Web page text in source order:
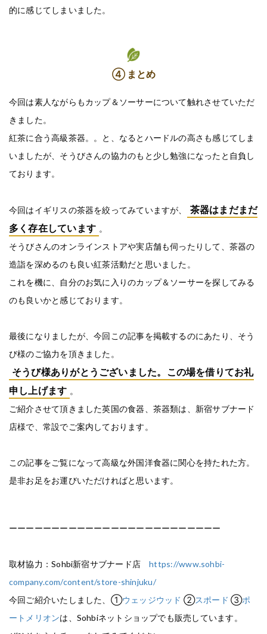
的に感じてしまいました。
④ まとめ
今回は素人ながらもカップ＆ソーサーについて触れさせていただ
きました。
紅茶に合う高級茶器。。と、なるとハードルの高さも感じてしま
いましたが、そうびさんの協力のもと少し勉強になったと自負し
ております。
今回はイギリスの茶器を絞ってみていますが、
茶器はまだまだ
多く存在しています 。
そうびさんのオンラインストアや実店舗も伺ったりして、茶器の
造詣を深めるのも良い紅茶活動だと思いました。
これを機に、自分のお気に入りのカップ＆ソーサーを探してみる
のも良いかと感じております。
最後になりましたが、今回この記事を掲載するのにあたり、そう
び様のご協力を頂きました。
そうび様ありがとうございました。この場を借りてお礼
申し上げます 。
ご紹介させて頂きました英国の食器、茶器類は、新宿サブナード
店様で、常設でご案内しております。
この記事をご覧になって高級な外国洋食器に関心を持たれた方。
是非お足をお運びいただければと思います。
ーーーーーーーーーーーーーーーーーーーーーーーーー
取材協力：Sohbi新宿サブナード店https://www.sohbi-
company.com/content/store-shinjuku/
今回ご紹介いたしました、①ウェッジウッド ②スポード ③ポ
ートメリオンは、Sohbiネットショップでも販売しています。